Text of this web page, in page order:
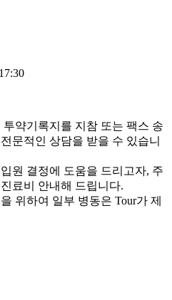
약기록지를 지참 또는 팩스 송
문적인 상담을 받을 수 있습니
원 결정에 도움을 드리고자, 주
료비 안내해 드립니다.
위하여 일부 병동은 Tour가 제